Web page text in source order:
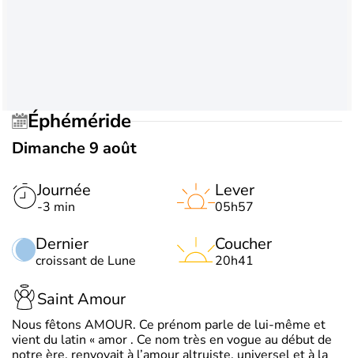
Éphéméride
Dimanche 9 août
Journée
-3 min
Dernier
croissant de Lune
Lever
05h57
Coucher
20h41
Saint Amour
Nous fêtons AMOUR. Ce prénom parle de lui-même et
vient du latin « amor . Ce nom très en vogue au début de